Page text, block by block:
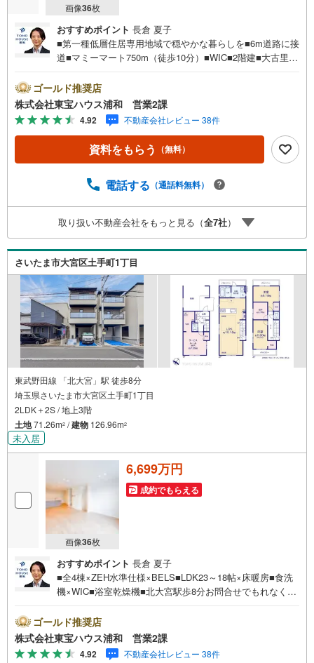
画像36枚
おすすめポイント 長倉 夏子
■第一種低層住居専用地域で穏やかな暮らしを■6m道路に接
道■マミーマート750m（徒歩10分）■WIC■2階建■大古里公
座」プレゼント！営業時間:7:00～22:00（年中無休）こち
らの時間帯はお電話でのお問い合わせがスムーズにご案内
できますぜひお気軽にご連絡下さい！東宝ハウスライフソ
リューションズグループ 東宝ハウス浦和 特別提携金利
〔一例〕東宝ハウス浦和の住宅ローン■変動金利全期間引下
げプラン⇒住宅ローン金利優遇割の最大適用《0.89％》と
年の総返済額の差額:303万円※2026年7月末実行分まで（審
をお届け◇東宝ハウスのライフパートナーが直接ご対応ラ
イフプランニング、かけつけサポート、Club Offプレミアム
など多彩な…
ゴールド推奨店
株式会社東宝ハウス浦和 営業2課
4.92 不動産会社レビュー 38件
資料をもらう （無料）
電話する （通話料無料）
取り扱い不動産会社をもっと見る（全7社）
さいたま市大宮区土手町1丁目
東武野田線 「北大宮」駅 徒歩8分
埼玉県さいたま市大宮区土手町1丁目
2LDK＋2S / 地上3階
土地71.26m2 /建物 126.96m2
未入居
画像36枚
6,699万円
成約でもらえる
おすすめポイント 長倉 夏子
■全4棟×ZEH水準仕様×BELS■LDK23～18帖×床暖房■食洗
機×WIC■浴室乾燥機■北大宮駅歩8分お問合せでもれなく
（年中無休）こちらの時間帯はお電話でのお問い合わせが
スムーズにご案内できますぜひお気軽にご連絡下さい！東
宝ハウスライフソリューションズグループ 東宝ハウス浦
ゴールド推奨店
株式会社東宝ハウス浦和 営業2課
4.92 不動産会社レビュー 38件